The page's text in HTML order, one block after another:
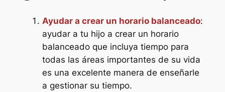
Ayudar a crear un horario balanceado:
ayudar a tu hijo a crear un horario
balanceado que incluya tiempo para
todas las áreas importantes de su vida
es una excelente manera de enseñarle
a gestionar su tiempo.